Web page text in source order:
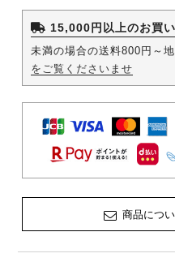
15,000円以上のお買
未満の場合の送料800円～
をご覧くださいませ
商品につ